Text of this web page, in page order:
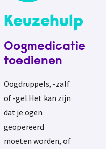
Keuzehulp
Oogmedicatie
toedienen
Oogdruppels, -zalf
of -gel Het kan zijn
dat je ogen
geopereerd
moeten worden, of